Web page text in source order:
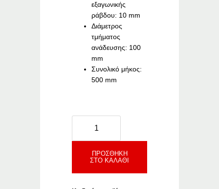
εξαγωνικής
ράβδου: 10 mm
Διάμετρος
τμήματος
ανάδευσης: 100
mm
Συνολικό μήκος:
500 mm
Αναδευτήρας
για
Χρώματος
Λεπτόκοκκης
ΠΡΟΣΘΉΚΗ
ΣΤΟ ΚΑΛΆΘΙ